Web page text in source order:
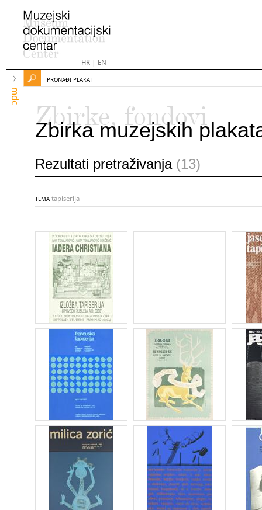
HR| EN
mdc
PRONAĐI PLAKAT
Zbirke, fondovi
Zbirka muzejskih
Rezultati pretraživanja (13)
TEMA tapiserija